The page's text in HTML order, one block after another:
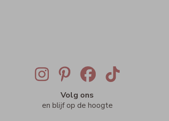
Volg ons
en blijf op de hoogte